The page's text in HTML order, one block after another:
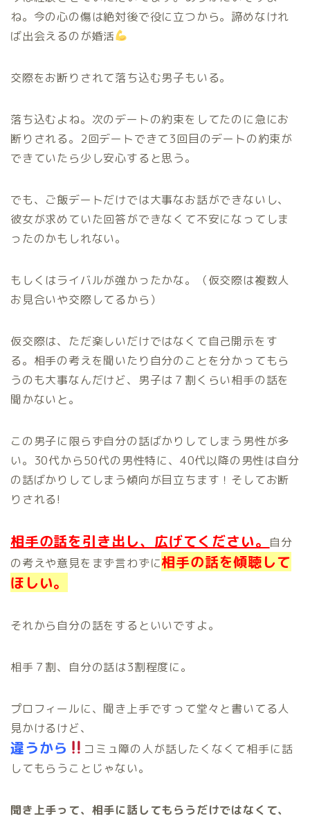
ね。今の心の傷は絶対後で役に立つから。諦めなけれ
ば出会えるのが婚活
交際をお断りされて落ち込む男子もいる。
落ち込むよね。次のデートの約束をしてたのに急にお
断りされる。2回デートできて3回目のデートの約束が
できていたら少し安心すると思う。
でも、ご飯デートだけでは大事なお話ができないし、
彼女が求めていた回答ができなくて不安になってしま
ったのかもしれない。
もしくはライバルが強かったかな。（仮交際は複数人
お見合いや交際してるから）
仮交際は、ただ楽しいだけではなくて自己開示をす
る。相手の考えを聞いたり自分のことを分かってもら
うのも大事なんだけど、男子は７割くらい相手の話を
聞かないと。
この男子に限らず自分の話ばかりしてしまう男性が多
い。30代から50代の男性特に、40代以降の男性は自分
の話ばかりしてしまう傾向が目立ちます！そしてお断
りされる!
相手の話を引き出し、広げてください。
自分
の考えや意見をまず言わずに相手の話を傾聴して
ほしい。
それから自分の話をするといいですよ。
相手７割、自分の話は3割程度に。
プロフィールに、聞き上手ですって堂々と書いてる人
見かけるけど、
違うから
コミュ障の人が話したくなくて相手に話
してもらうことじゃない。
聞き上手って、相手に話してもらうだけではなくて、